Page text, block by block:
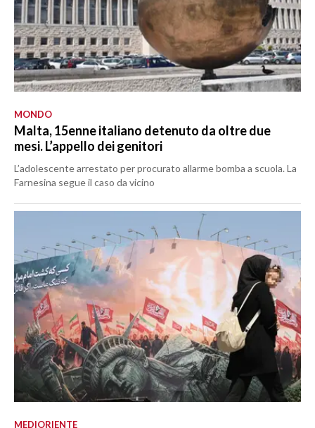
MONDO
Malta, 15enne italiano detenuto da oltre due
mesi. L’appello dei genitori
L’adolescente arrestato per procurato allarme bomba a scuola. La
Farnesina segue il caso da vicino
MEDIORIENTE